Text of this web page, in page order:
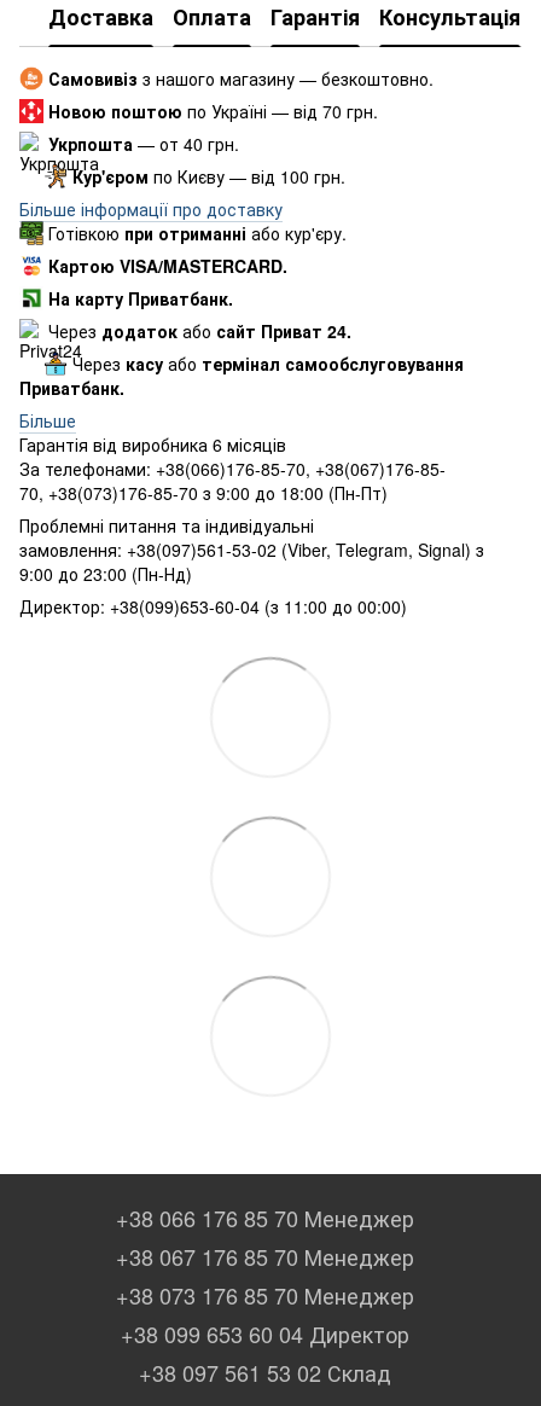
Доставка Оплата Гарантія Консультація
Самовивіз з нашого магазину — безкоштовно.
Новою поштою по Україні — від 70 грн.
Укрпошта — от 40 грн.
Кур'єром по Києву — від 100 грн.
Більше інформації про доставку
Готівкою при отриманні або кур'єру.
Картою VISA/MASTERCARD.
На карту Приватбанк.
Через додаток або сайт Приват 24.
Через касу або термінал самообслуговування
Приватбанк.
Більше
Гарантія від виробника 6 місяців
За телефонами: +38(066)176-85-70, +38(067)176-85-
70, +38(073)176-85-70 з 9:00 до 18:00 (Пн-Пт)
Проблемні питання та індивідуальні
замовлення: +38(097)561-53-02 (Viber, Telegram, Signal) з
9:00 до 23:00 (Пн-Нд)
Директор: +38(099)653-60-04 (з 11:00 до 00:00)
+38 066 176 85 70 Менеджер
+38 067 176 85 70 Менеджер
+38 073 176 85 70 Менеджер
+38 099 653 60 04 Директор
+38 097 561 53 02 Склад